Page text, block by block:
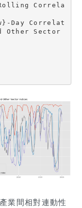
Correla
Day Correlat
Other Sector
業間相對連動性